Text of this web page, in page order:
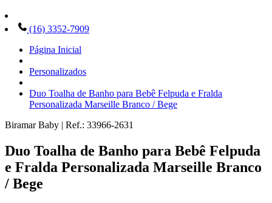
(16) 3352-7909
Página Inicial
Personalizados
Duo Toalha de Banho para Bebê Felpuda e Fralda
Personalizada Marseille Branco / Bege
Biramar Baby | Ref.: 33966-2631
Duo Toalha de Banho para Bebê Felpuda
e Fralda Personalizada Marseille Branco
/ Bege